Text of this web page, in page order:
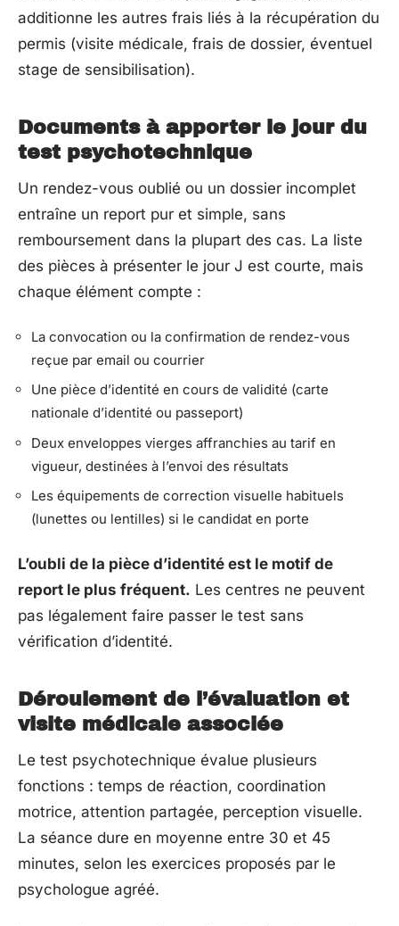
additionne les autres frais liés à la récupération du
permis (visite médicale, frais de dossier, éventuel
stage de sensibilisation).
Documents à apporter le jour du
test psychotechnique
Un rendez-vous oublié ou un dossier incomplet
entraîne un report pur et simple, sans
remboursement dans la plupart des cas. La liste
des pièces à présenter le jour J est courte, mais
chaque élément compte :
La convocation ou la confirmation de rendez-vous
reçue par email ou courrier
Une pièce d’identité en cours de validité (carte
nationale d’identité ou passeport)
Deux enveloppes vierges affranchies au tarif en
vigueur, destinées à l’envoi des résultats
Les équipements de correction visuelle habituels
(lunettes ou lentilles) si le candidat en porte
L’oubli de la pièce d’identité est le motif de
report le plus fréquent. Les centres ne peuvent
pas légalement faire passer le test sans
vérification d’identité.
Déroulement de l’évaluation et
visite médicale associée
Le test psychotechnique évalue plusieurs
fonctions : temps de réaction, coordination
motrice, attention partagée, perception visuelle.
La séance dure en moyenne entre 30 et 45
minutes, selon les exercices proposés par le
psychologue agréé.